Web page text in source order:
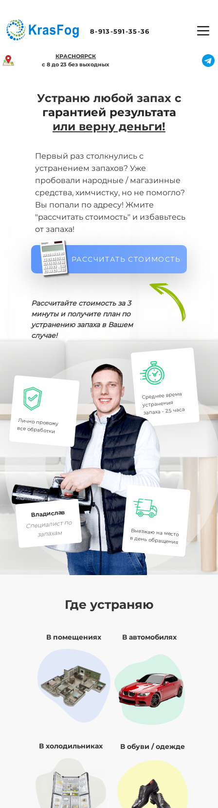
8-913-591-35-36
КРАСНОЯРСК
с 8 до 23 без выходных
Устраню любой запах с
гарантией результата
или верну деньги!
Первый раз столкнулись с
устранением запахов? Уже
пробовали народные / магазинные
средства, химчистку, но не помогло?
Вы попали по адресу! Жмите
"рассчитать стоимость" и избавьтесь
от запаха!
РАССЧИТАТЬ СТОИМОСТЬ
Лично провожу
все обработки
Среднее время
устранения
запаха - 2.5 часа
Выезжаю на место
в день обращения
Рассчитайте стоимость за 3
минуты и получите план по
устранению запаха в Вашем
случае!
Владислав
Специалист по
запахам
Где устраняю
В помещениях В автомобилях
В холодильниках В обуви / одежде